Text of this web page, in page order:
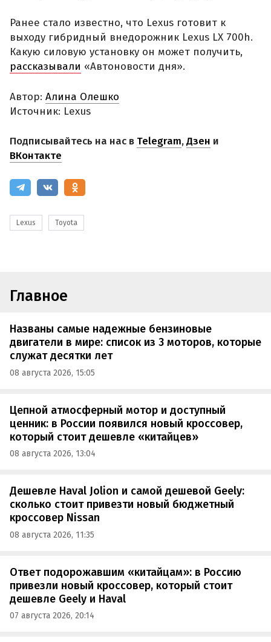
Ранее стало известно, что Lexus готовит к
выходу гибридный внедорожник Lexus LX 700h.
Какую силовую установку он может получить,
рассказывали «Автоновости дня».
Автор: Алина Олешко
Источник: Lexus
Подписывайтесь на нас в Telegram,Дзен и
ВКонтакте
Lexus Toyota
Главное
Названы самые надежные бензиновые
двигатели в мире: список из 3 моторов, которые
служат десятки лет
08 августа 2026, 15:05
Цепной атмосферный мотор и доступный
ценник: в России появился новый кроссовер,
который стоит дешевле «китайцев»
08 августа 2026, 13:04
Дешевле Haval Jolion и самой дешевой Geely:
сколько стоит привезти новый бюджетный
кроссовер Nissan
08 августа 2026, 11:35
Ответ подорожавшим «китайцам»: в Россию
привезли новый кроссовер, который стоит
дешевле Geely и Haval
07 августа 2026, 20:14